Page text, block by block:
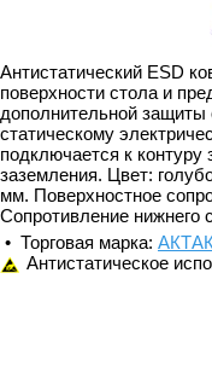
Антистатический ESD
поверхности стола и
дополнительной защиты
статическому
подключается к
заземления. Цвет:
мм. Поверхностное
Сопротивление нижнего
• Торговая марка:
Антистатическое